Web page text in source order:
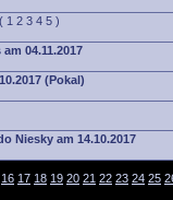
( 1 2 3 4 5 )
04.11.2017
(Pokal)
Niesky am 14.10.2017
16 17 18 19 20 21 22 23 24 25